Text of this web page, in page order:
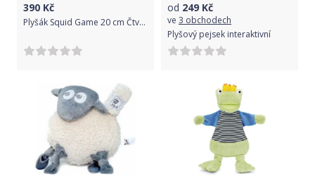
390 Kč
Plyšák Squid Game 20 cm Čtverec | Square
od 249 Kč
ve 3 obchodech
Plyšový pejsek interaktivní